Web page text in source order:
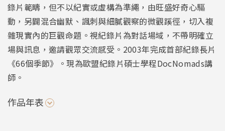
錄片範疇，但不以紀實或虛構為準繩，由旺盛好奇心驅
動，另闢混合幽默、諷刺與細膩觀察的微觀蹊徑，切入複
雜現實內的巨觀命題。視紀錄片為對話場域，不帶明確立
場與訊息，邀請觀眾交流感受。2003年完成首部紀錄長片
《66個季節》。現為歐盟紀錄片碩士學程DocNomads講
師。
作品年表